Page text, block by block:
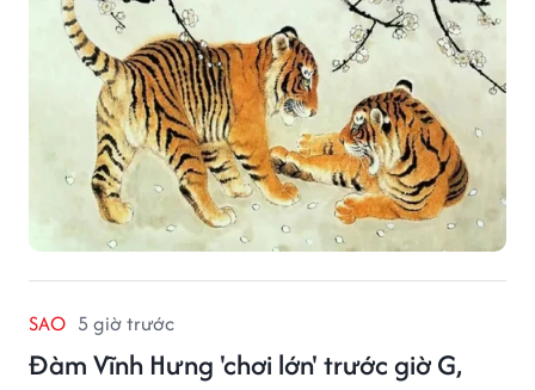
SAO 5 giờ trước
Đàm Vĩnh Hưng 'chơi lớn' trước giờ G,